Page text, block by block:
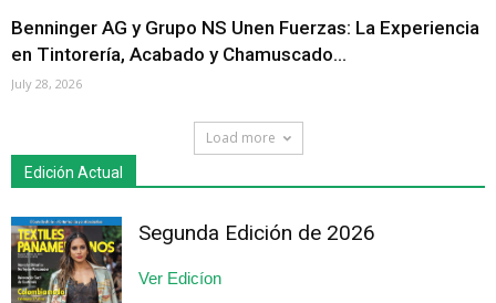
Benninger AG y Grupo NS Unen Fuerzas: La Experiencia
en Tintorería, Acabado y Chamuscado...
July 28, 2026
Load more
Edición Actual
Segunda Edición de 2026
Ver Edicíon